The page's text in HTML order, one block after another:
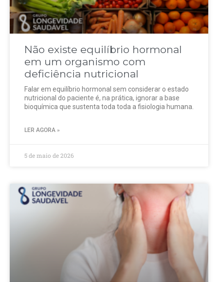
Não existe equilíbrio hormonal
em um organismo com
deficiência nutricional
Falar em equilíbrio hormonal sem considerar o estado
nutricional do paciente é, na prática, ignorar a base
bioquímica que sustenta toda toda a fisiologia humana.
LER AGORA »
5 de maio de 2026